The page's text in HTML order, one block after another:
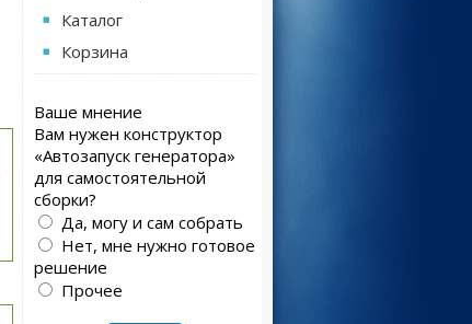
Каталог
Корзина
Ваше мнение
Вам нужен конструктор
«Автозапуск генератора»
для самостоятельной
сборки?
Да, могу и сам собрать
Нет, мне нужно готовое
решение
Прочее